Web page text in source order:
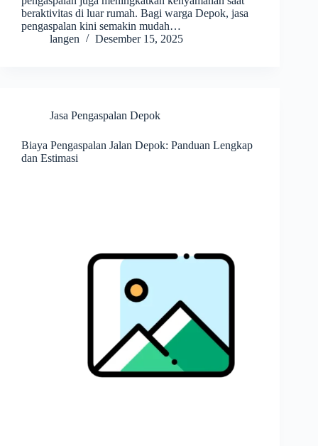
beraktivitas di luar rumah. Bagi warga Depok, jasa
pengaspalan kini semakin mudah…
langen
Desember 15, 2025
Jasa Pengaspalan Depok
Biaya Pengaspalan Jalan Depok: Panduan Lengkap
dan Estimasi